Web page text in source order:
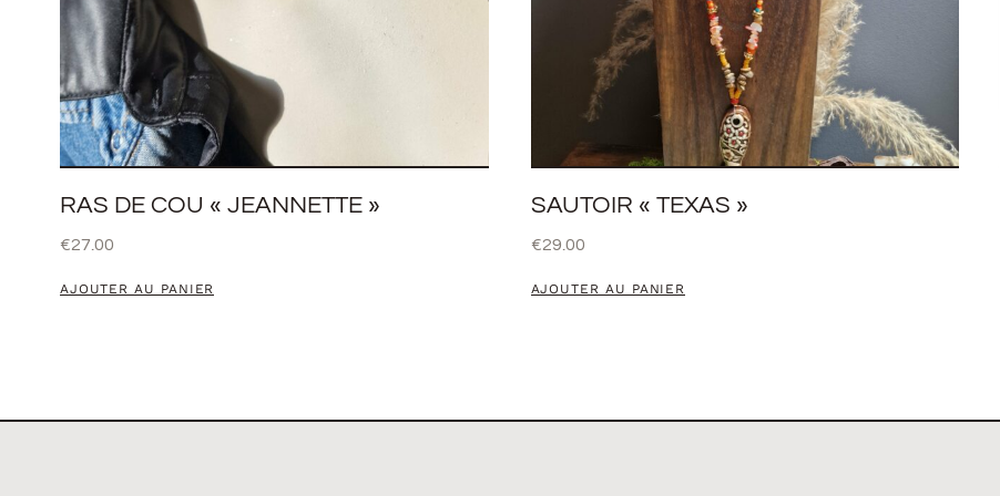
RAS DE COU « JEANNETTE »
€27.00
AJOUTER AU PANIER
SAUTOIR « TEXAS »
€29.00
AJOUTER AU PANIER